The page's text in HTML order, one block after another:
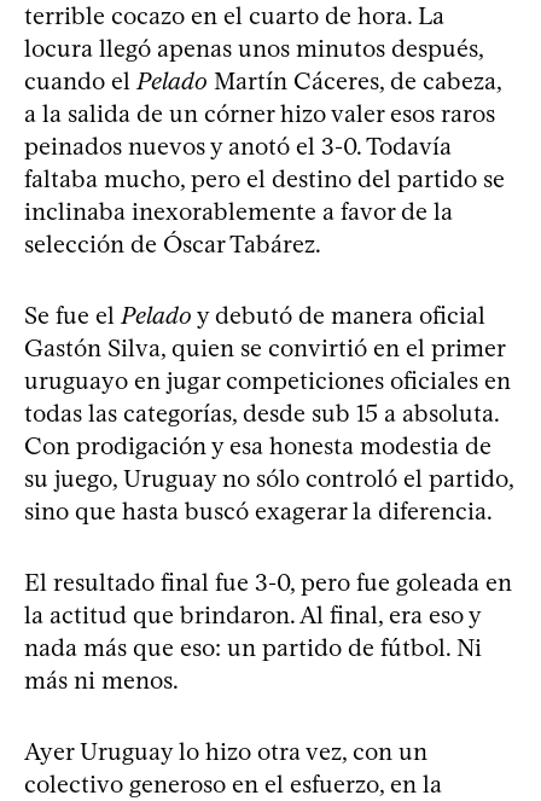
terrible cocazo en el cuarto de hora. La
locura llegó apenas unos minutos después,
cuando elPelado Martín Cáceres, de cabeza,
a la salida de un córner hizo valer esos raros
peinados nuevos y anotó el 3-0. Todavía
faltaba mucho, pero el destino del partido se
inclinaba inexorablemente a favor de la
selección de Óscar Tabárez.
Se fue elPelado y debutó de manera oficial
Gastón Silva, quien se convirtió en el primer
uruguayo en jugar competiciones oficiales en
todas las categorías, desde sub 15 a absoluta.
Con prodigación y esa honesta modestia de
su juego, Uruguay no sólo controló el partido,
sino que hasta buscó exagerar la diferencia.
El resultado final fue 3-0, pero fue goleada en
la actitud que brindaron. Al final, era eso y
nada más que eso: un partido de fútbol. Ni
más ni menos.
Ayer Uruguay lo hizo otra vez, con un
colectivo generoso en el esfuerzo, en la